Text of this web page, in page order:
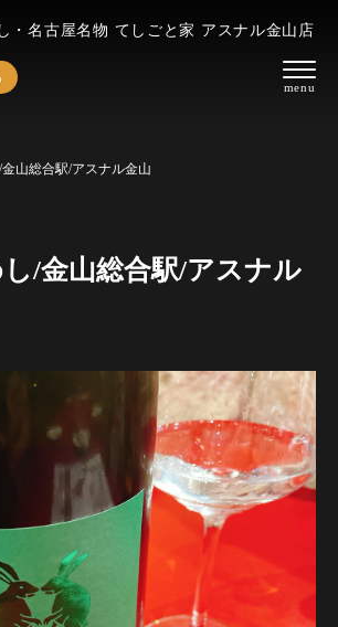
・名古屋名物 てしごと家 アスナル金山店
山総合駅/アスナル金山
/金山総合駅/アスナル